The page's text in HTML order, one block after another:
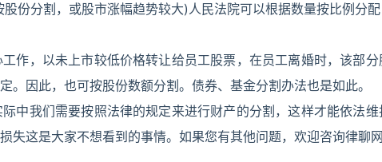
份分割，或股市涨幅趋势较大)人民法院可以根据数量按比例分
作，以未上市较低价格转让给员工股票，在员工离婚时，该部
。因此，也可按股份数额分割。债券、基金分割办法也是如此。
中我们需要按照法律的规定来进行财产的分割，这样才能依法
失这是大家不想看到的事情。如果您有其他问题，欢迎咨询律聊网